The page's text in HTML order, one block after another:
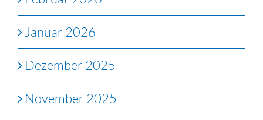
Januar 2026
Dezember 2025
November 2025